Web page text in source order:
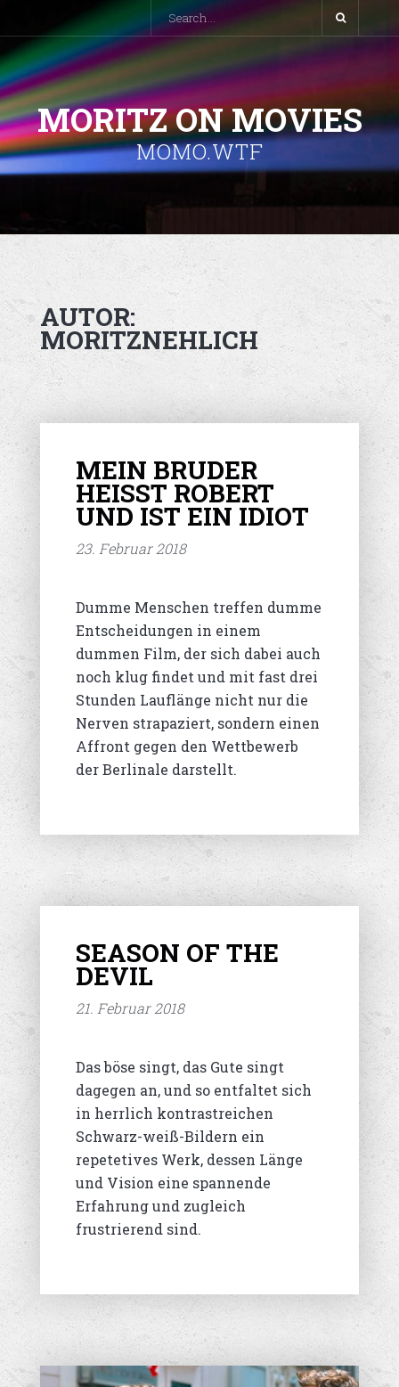
MORITZ ON MOVIES
MOMO.WTF
AUTOR:
MORITZNEHLICH
MEIN BRUDER
HEISST ROBERT U
ND IST EIN IDIOT
23. Februar 2018
Dumme Menschen treffen dumme
Entscheidungen in einem
dummen Film, der sich dabei auch
noch klug findet und mit fast drei
Stunden Lauflänge nicht nur die
Nerven strapaziert, sondern einen
Affront gegen den Wettbewerb
der Berlinale darstellt.
SEASON OF THE
DEVIL
21. Februar 2018
Das böse singt, das Gute singt
dagegen an, und so entfaltet sich
in herrlich kontrastreichen
Schwarz-weiß-Bildern ein
repetetives Werk, dessen Länge
und Vision eine spannende
Erfahrung und zugleich
frustrierend sind.